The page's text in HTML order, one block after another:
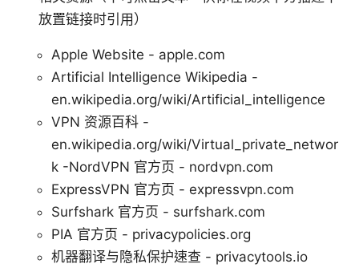
放置链接时引用）
Apple Website - apple.com
Artificial Intelligence Wikipedia -
en.wikipedia.org/wiki/Artificial_intelligence
VPN 资源百科 -
en.wikipedia.org/wiki/Virtual_private_networ
k -NordVPN 官方页 - nordvpn.com
ExpressVPN 官方页 - expressvpn.com
Surfshark 官方页 - surfshark.com
PIA 官方页 - privacypolicies.org
机器翻译与隐私保护速查 - privacytools.io